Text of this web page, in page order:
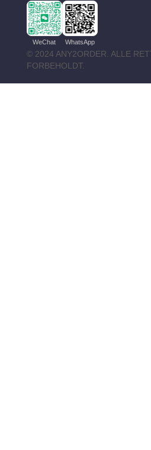
WeChat WhatsApp
© 2024 ANY2ORDER. ALLE
FORBEHOLDT.